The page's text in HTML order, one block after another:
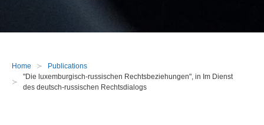
Home
Publications
"Die luxemburgisch-russischen Rechtsbeziehungen", in Im Dienst
des deutsch-russischen Rechtsdialogs